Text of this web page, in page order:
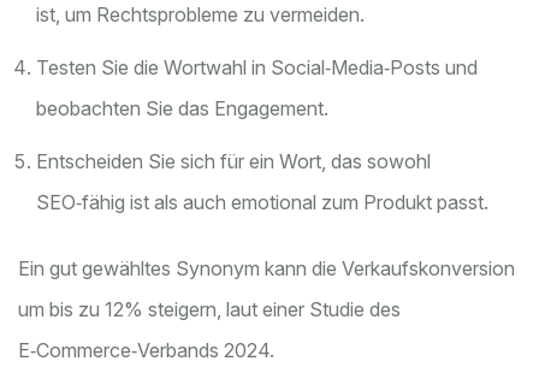
ist, um Rechtsprobleme zu vermeiden.
Testen Sie die Wortwahl in Social‑Media‑Posts und
beobachten Sie das Engagement.
Entscheiden Sie sich für ein Wort, das sowohl
SEO‑fähig ist als auch emotional zum Produkt passt.
Ein gut gewähltes Synonym kann die Verkaufskonversion
um bis zu 12% steigern, laut einer Studie des
E‑Commerce‑Verbands 2024.